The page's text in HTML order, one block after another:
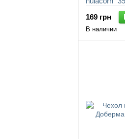
169 грн
В наличии